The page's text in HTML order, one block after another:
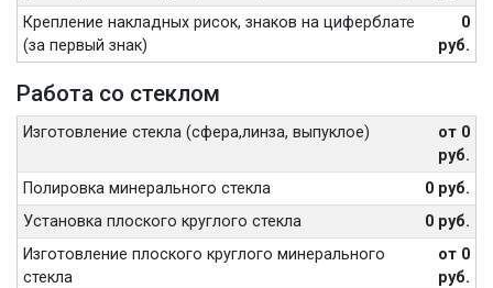
Крепление накладных рисок, знаков на циферблате
(за первый знак)
0
руб.
Работа со стеклом
Изготовление стекла (сфера,линза, выпуклое)
от 0
руб.
Полировка минерального стекла
0 руб.
Установка плоского круглого стекла
0 руб.
Изготовление плоского круглого минерального
стекла
от 0
руб.